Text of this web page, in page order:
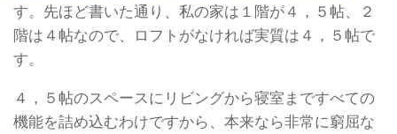
す。先ほど書いた通り、私の家は１階が４，５帖、２
階は４帖なので、ロフトがなければ実質は４，５帖で
す。
４，５帖のスペースにリビングから寝室まですべての
機能を詰め込むわけですから、本来なら非常に窮屈な